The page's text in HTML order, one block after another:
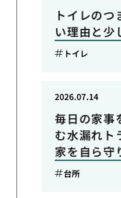
トイレの
い理由と少
トイレ
毎日の家事
む水漏れト
家を自ら守
2026.07.14
台所